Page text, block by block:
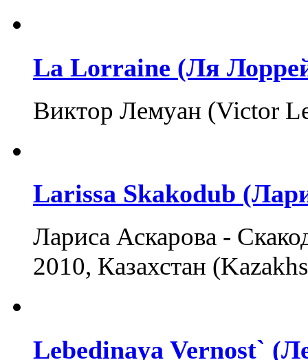
La Lorraine (Ля
Виктор Лемуан (Victor
Larissa Skakodub
Лариса Аскарова -
2010, Казахстан
Lebedinaya Vernost`